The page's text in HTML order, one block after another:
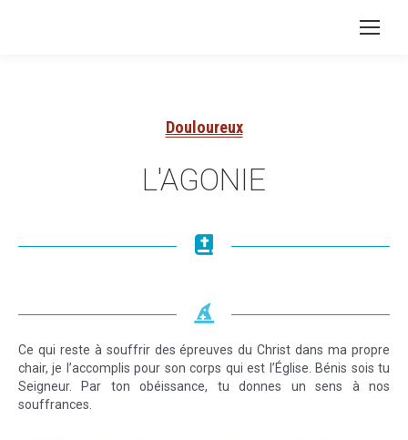
Douloureux
L'AGONIE
Ce qui reste à souffrir des épreuves du Christ dans ma propre
chair, je l’accomplis pour son corps qui est l’Église. Bénis sois tu
Seigneur. Par ton obéissance, tu donnes un sens à nos
souffrances.